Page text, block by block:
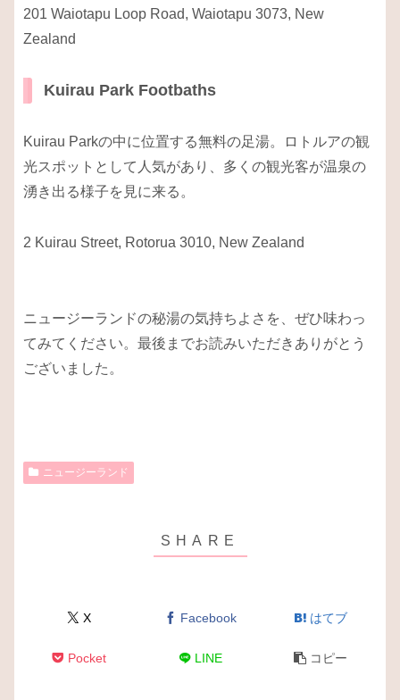
201 Waiotapu Loop Road, Waiotapu 3073, New
Zealand
Kuirau Park Footbaths
Kuirau Parkの中に位置する無料の足湯。ロトルアの観
光スポットとして人気があり、多くの観光客が温泉の
湧き出る様子を見に来る。
2 Kuirau Street, Rotorua 3010, New Zealand
ニュージーランドの秘湯の気持ちよさを、ぜひ味わっ
てみてください。最後までお読みいただきありがとう
ございました。
ニュージーランド
X Facebook はてブ
Pocket LINE コピー